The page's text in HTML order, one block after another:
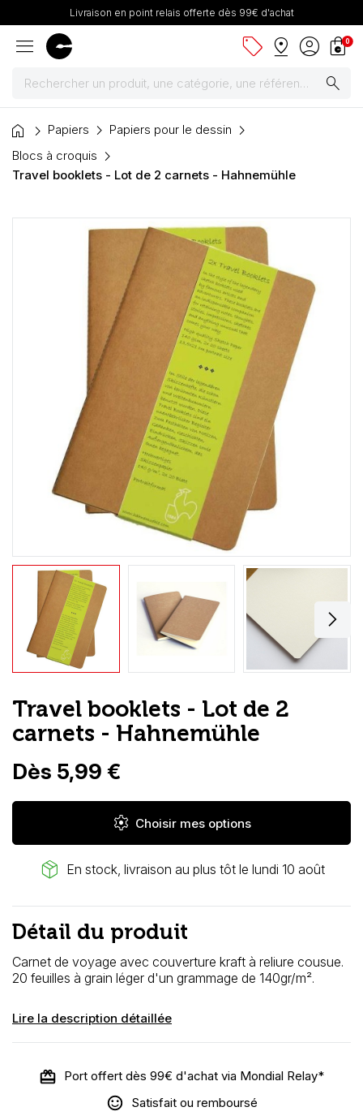
Livraison en point relais offerte dès 99€ d'achat
menu sell pin_drop account_circle shopping_bag
0
search
Peintures
Pinceaux & fournitures
Dessin & arts graphiques
Cartons mousse & plume
Loisirs Créatifs
Coffrets & cadeaux
Encadrement
Contact / Aide
home Papiers
Papiers pour le dessin
Blocs à croquis
Travel booklets - Lot de 2 carnets - Hahnemühle
Travel booklets - Lot de 2
carnets - Hahnemühle
Dès 5,99 €
settings Choisir mes options
package_2 En stock, livraison au plus tôt le lundi 10 août
Détail du produit
Carnet de voyage avec couverture kraft à reliure cousue.
20 feuilles à grain léger d'un grammage de 140gr/m².
Lire la description détaillée
Port offert dès 99€ d'achat via Mondial Relay*
Satisfait ou remboursé